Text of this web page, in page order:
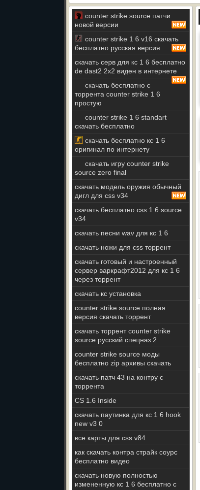
counter strike source патчи
новой версии
counter strike 1 6 v16 скачать
бесплатно русская версия
скачать серв для кс 1 6 бесплатно
de dast2 2x2 виден в интернете
скачать бесплатно с
торрента counter strike 1 6
простую
counter strike 1 6 standart
скачать бесплатно
скачать бесплатно кс 1 6
оригинал по интернету
скачать игру counter strike
source zero final
скачать модель оружия обычный
дигл для css v34
скачать бесплатно css 1 6 source
v34
скачать песни wav для кс 1 6
скачать ножи для css торрент
скачать готовый и настроенный
сервер варкрафт2012 для кс 1 6
через торрент
скачать кс установка
counter strike source полная
версия скачать торрент
скачать торрент counter strike
source русский спецназ 2
counter strike source моды
бесплатно zip архивы скачать
скачать патч 43 на контру с
торрента
CS 1.6 Inside
скачать паутинка для кс 1 6 hook
new v3 0
все карты для css v84
как скачать контра страйк соурс
бесплатно видео
скачать новую полностью
измененную кс 1 6 бесплатно с